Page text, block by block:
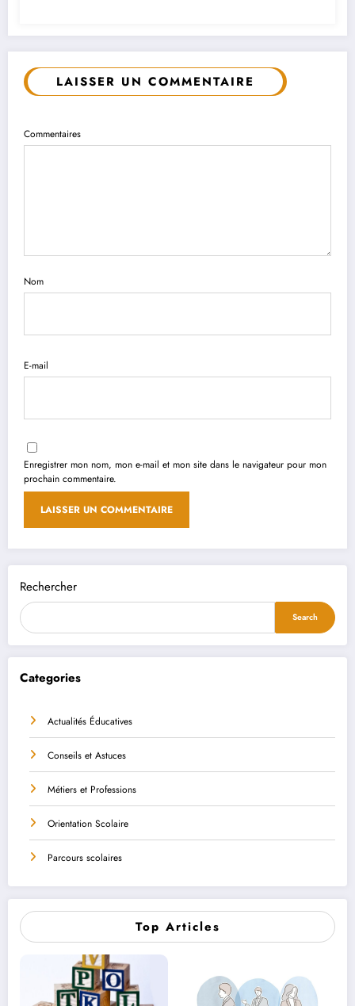
Rechercher
Search
Categories
Actualités Éducatives
Conseils et Astuces
Métiers et Professions
Orientation Scolaire
Parcours scolaires
LAISSER UN COMMENTAIRE
Commentaires
Nom
E-mail
Enregistrer mon nom, mon e-mail et mon site dans le navigateur pour mon
prochain commentaire.
Top Articles